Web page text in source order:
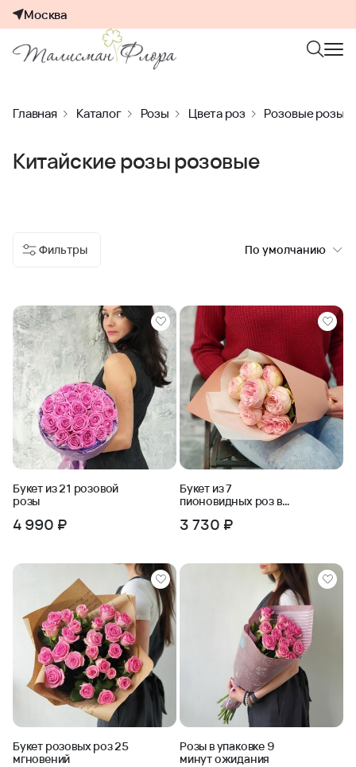
Москва
Главная Каталог Розы Цвета роз Розовые розы
Китайские розы розовые
Фильтры По умолчанию
Букет из 21 розовой
розы
4 990 ₽
Букет из 7
пионовидных роз в
3 730 ₽
Букет розовых роз 25
мгновений
Розы в упаковке 9
минут ожидания